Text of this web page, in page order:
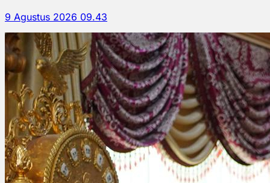
9 Agustus 2026 09.43